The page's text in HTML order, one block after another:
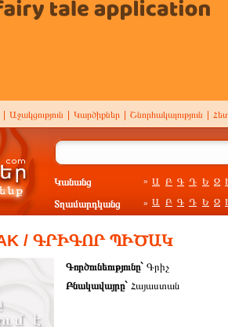
Աջակցություն Կարծիքներ Շնորհակալություն
Կանանց » Ա Բ Գ Դ Ե Զ
Տղամարդկանց » Ա Բ Գ Դ Ե Զ
/ ԳՐԻԳՈՐ ՊԻԾԱԿ
Գործունեությունը` Գրիչ
Բնակավայրը` Հայաստան